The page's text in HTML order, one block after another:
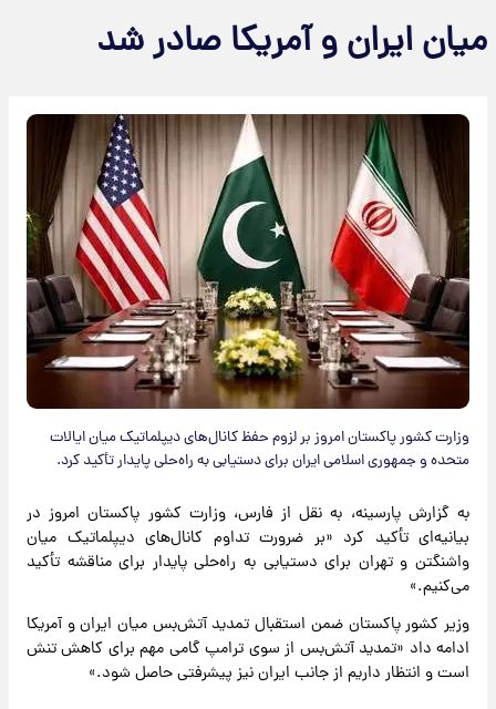
میان ایران و آمریکا صادر شد
وزارت کشور پاکستان امروز بر لزوم حفظ کانال‌های دیپلماتیک میان ایالات
متحده و جمهوری اسلامی ایران برای دستیابی به راه‌حلی پایدار تأکید کرد.
به گزارش پارسینه، به نقل از فارس، وزارت کشور پاکستان امروز در
بیانیه‌ای تأکید کرد «بر ضرورت تداوم کانال‌های دیپلماتیک میان
واشنگتن و تهران برای دستیابی به راه‌حلی پایدار برای مناقشه تأکید
می‌کنیم.»
وزیر کشور پاکستان ضمن استقبال تمدید آتش‌بس میان ایران و آمریکا
ادامه داد «تمدید آتش‌بس از سوی ترامپ گامی مهم برای کاهش تنش
است و انتظار داریم از جانب ایران نیز پیشرفتی حاصل شود.»